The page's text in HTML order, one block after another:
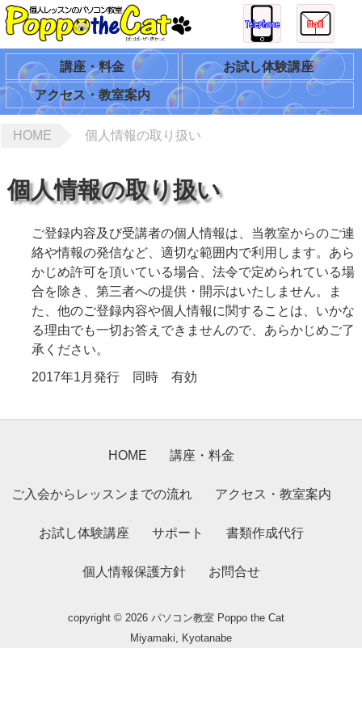
講座・料金 お試し体験講座
アクセス・教室案内
HOME 個人情報の取り扱い
個人情報の取り扱い
ご登録内容及び受講者の個人情報は、当教室からのご連
絡や情報の発信など、適切な範囲内で利用します。あら
かじめ許可を頂いている場合、法令で定められている場
合を除き、第三者への提供・開示はいたしません。ま
た、他のご登録内容や個人情報に関することは、いかな
る理由でも一切お答えできませんので、あらかじめご了
承ください。
2017年1月発行 同時 有効
HOME 講座・料金
ご入会からレッスンまでの流れ アクセス・教室案内
お試し体験講座 サポート 書類作成代行
個人情報保護方針 お問合せ
copyright © 2026 パソコン教室 Poppo the Cat
Miyamaki, Kyotanabe